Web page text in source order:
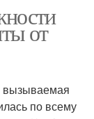
от
вызываемая
по всему